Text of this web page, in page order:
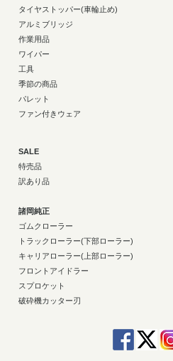
タイヤストッパー(車輪止め)
アルミブリッジ
作業用品
ワイパー
工具
季節の商品
パレット
ファン付きウェア
SALE
特売品
訳あり品
諸岡純正
ゴムクローラー
トラックローラー(下部ローラー)
キャリアローラー(上部ローラー)
フロントアイドラー
スプロケット
破砕機カッター刃